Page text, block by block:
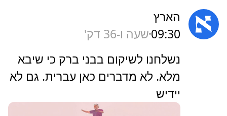
הארץ
09:30שעה ו-36 דק'
‏נשלחנו לשיקום בבני ברק כי שיבא
מלא. לא מדברים כאן עברית. גם לא
יידיש